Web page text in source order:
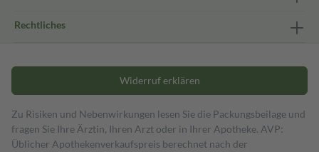
Rechtliches
Widerruf erklären
Zu Risiken und Nebenwirkungen lesen Sie die Packungsbeilage und
fragen Sie Ihre Ärztin, Ihren Arzt oder in Ihrer Apotheke. AVP:
Üblicher Apothekenverkaufspreis berechnet nach der